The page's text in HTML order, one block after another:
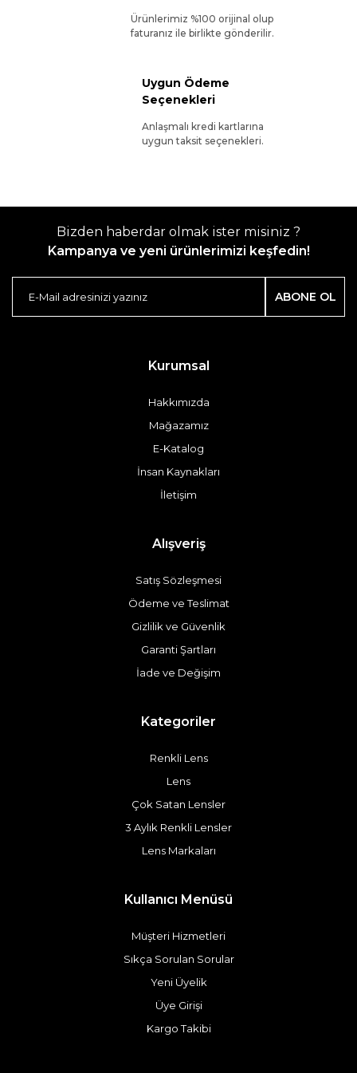
Ürünlerimiz %100 orijinal olup
faturanız ile birlikte gönderilir.
Uygun Ödeme
Seçenekleri
Anlaşmalı kredi kartlarına
uygun taksit seçenekleri.
Bizden haberdar olmak ister misiniz ?
Kampanya ve yeni ürünlerimizi keşfedin!
ABONE OL
Kurumsal
Hakkımızda
Mağazamız
E-Katalog
İnsan Kaynakları
İletişim
Alışveriş
Satış Sözleşmesi
Ödeme ve Teslimat
Gizlilik ve Güvenlik
Garanti Şartları
İade ve Değişim
Kategoriler
Renkli Lens
Lens
Çok Satan Lensler
3 Aylık Renkli Lensler
Lens Markaları
Kullanıcı Menüsü
Müşteri Hizmetleri
Sıkça Sorulan Sorular
Yeni Üyelik
Üye Girişi
Kargo Takibi